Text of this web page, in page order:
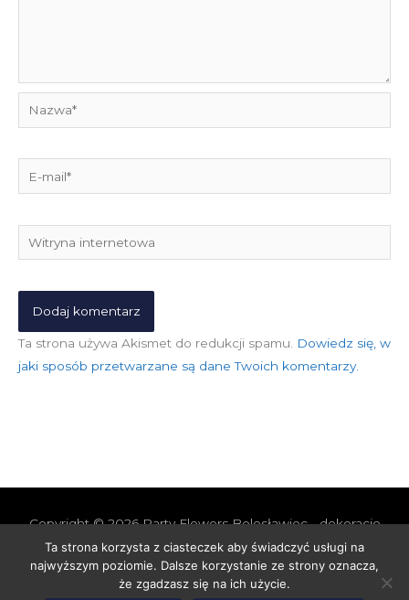
mail*
Witryna
internetowa
Ta strona używa Akismet do redukcji spamu. Dowiedz się, w
jaki sposób przetwarzane są dane Twoich komentarzy.
Copyright © 2026Party Flowers Bolesławiec - dekoracje
nie tylko ślubne
Polityka prywatności i cookies
Polityka Jakości
Ta strona korzysta z ciasteczek aby świadczyć usługi na
najwyższym poziomie. Dalsze korzystanie ze strony oznacza,
że zgadzasz się na ich użycie.